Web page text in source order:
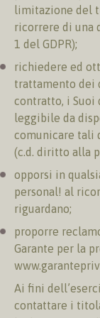
limitazione del
ricorrere di una
1 del GDPR);
richiedere ed
trattamento dei
contratto, i Suoi
leggibile da
comunicare tali
(c.d. diritto alla
opporsi in
personal! al
riguardano;
proporre
Garante per la
Ai fini
contattare i